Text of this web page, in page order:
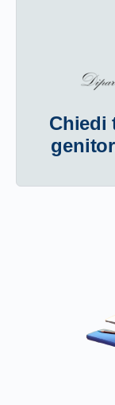
Chiedi